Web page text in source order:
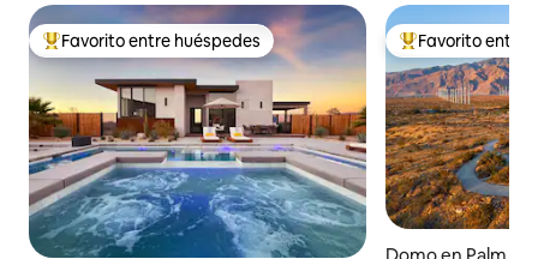
De los mejores en Favorito entre huéspedes
Favorito entre huéspedes De los mejores
Favorito entre